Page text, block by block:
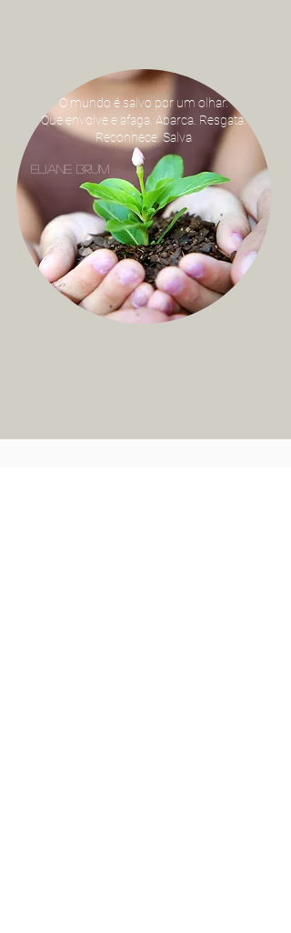
eliane brum
O mundo é salvo por um olhar.
Que envolve e afaga. Abarca. Resgata.
Reconhece. Salva